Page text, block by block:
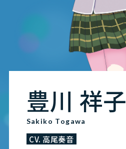
豊川 祥子
Sakiko Togawa
CV. 高尾奏音